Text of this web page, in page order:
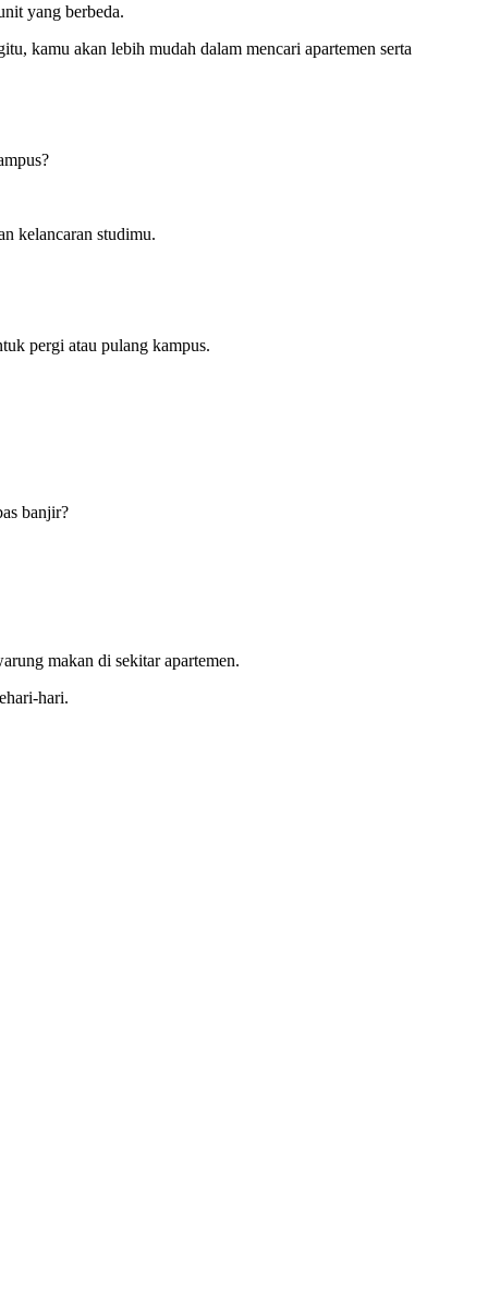
yang berbeda.
kamu akan lebih mudah dalam mencari apartemen serta
kelancaran studimu.
pergi atau pulang kampus.
banjir?
makan di sekitar apartemen.
hari.